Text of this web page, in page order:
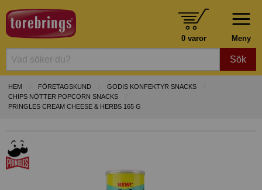
Meny
0 varor
Sök
HEM FÖRETAGSKUND
GODIS KONFEKTYR SNACKS
CHIPS NÖTTER POPCORN SNACKS
PRINGLES CREAM CHEESE & HERBS 165 G